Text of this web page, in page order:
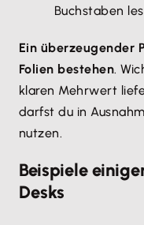
Buchstaben
Ein überzeugender
Folien bestehen.
klaren Mehrwert
darfst du in
nutzen.
Beispiele
Desks